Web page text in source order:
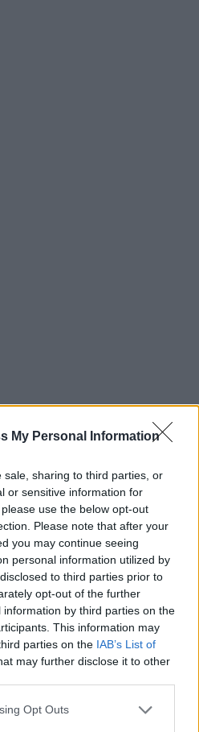
My Personal Information
sale, sharing to third parties, or
or sensitive information for
use the below opt-out
Please note that after your
you may continue seeing
personal information utilized by
to third parties prior to
opt-out of the further
by third parties on the
This information may
parties on the IAB’s List of
may further disclose it to other
app uses one or more Google
Opt Outs